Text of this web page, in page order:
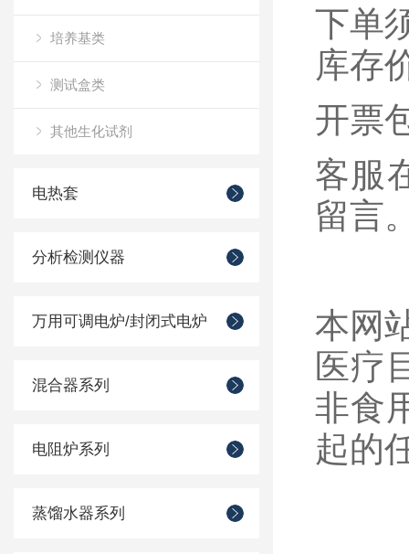
培养基类
测试盒类
其他生化试剂
电热套
分析检测仪器
万用可调电炉/封闭式电炉
混合器系列
电阻炉系列
蒸馏水器系列
下单
库存
开票
客服
留言
本网
医疗
非食
起的